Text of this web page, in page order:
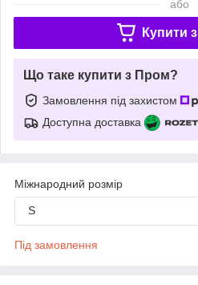
або
Купити з
Що таке купити з Пром?
Замовлення під захистом
Доступна доставка
Міжнародний розмір
S
Під замовлення